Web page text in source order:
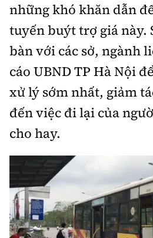
Tổng biên tập: Nguyễn Thị
Phó Tổng biên tập: Nguyễn
Nguyễn Đức Thắng, La Đức
Hotline:
0901 514 799
Quảng cáo và
0915 057 282
Email:bandoc@baoxaydung.vn
Cấm sao chép dưới mọi hình
chấp thuận bằng văn bản.
Thông tin tòa
soạn
những khó khăn dẫn
tuyến buýt trợ giá này.
bàn với các sở, ngành
cáo UBND TP Hà Nội
xử lý sớm nhất, giảm
đến việc đi lại của
cho hay.